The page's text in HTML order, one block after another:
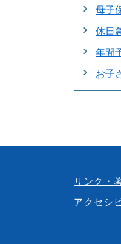
母子
休日
年間
お子
リンク・
アクセシ